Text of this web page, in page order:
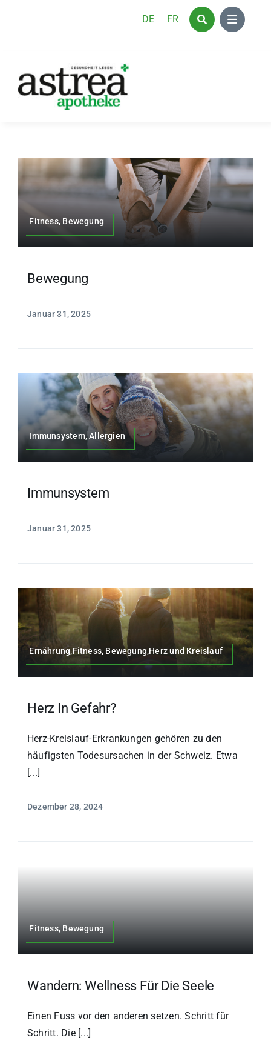
DE FR
Fitness, Bewegung
Bewegung
Januar 31, 2025
Immunsystem, Allergien
Immunsystem
Januar 31, 2025
Ernährung,Fitness, Bewegung,Herz und Kreislauf
Herz In Gefahr?
Herz-Kreislauf-Erkrankungen gehören zu den
häufigsten Todesursachen in der Schweiz. Etwa
[...]
Dezember 28, 2024
Fitness, Bewegung
Wandern: Wellness Für Die Seele
Einen Fuss vor den anderen setzen. Schritt für
Schritt. Die [...]